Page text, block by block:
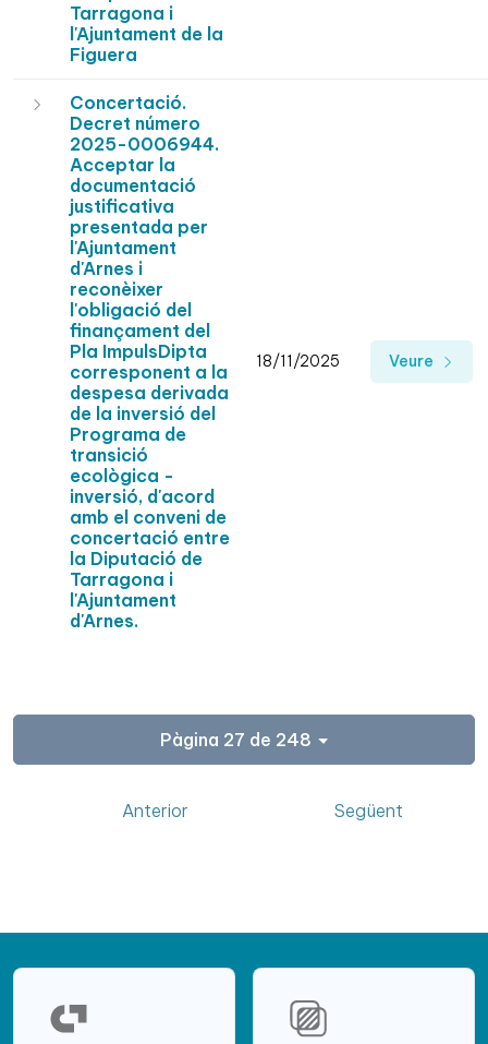
Tarragona i
l'Ajuntament de la
Figuera
Concertació.
Decret número
2025-0006944.
Acceptar la
documentació
justificativa
presentada per
l'Ajuntament
d'Arnes i
reconèixer
l'obligació del
finançament del
Pla ImpulsDipta
corresponent a la
despesa derivada
de la inversió del
Programa de
transició
ecològica -
inversió, d'acord
amb el conveni de
concertació entre
la Diputació de
Tarragona i
l'Ajuntament
d'Arnes.
18/11/2025 Veure
Pàgina 27 de 248
Anterior Següent